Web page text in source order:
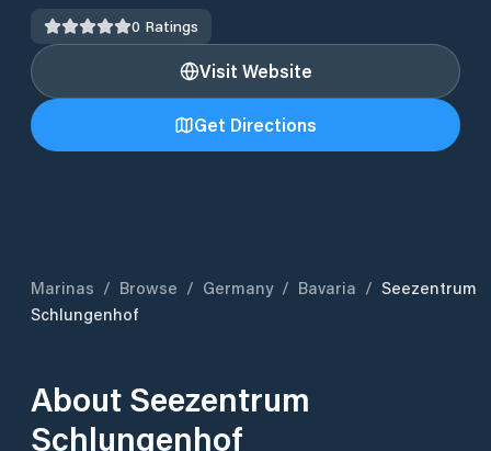
0 Ratings
Visit Website
Get Directions
Marinas / Browse / Germany / Bavaria / Seezentrum
Schlungenhof
About Seezentrum
Schlungenhof